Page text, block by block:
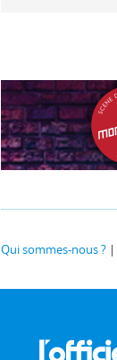
Qui sommes-nous ?